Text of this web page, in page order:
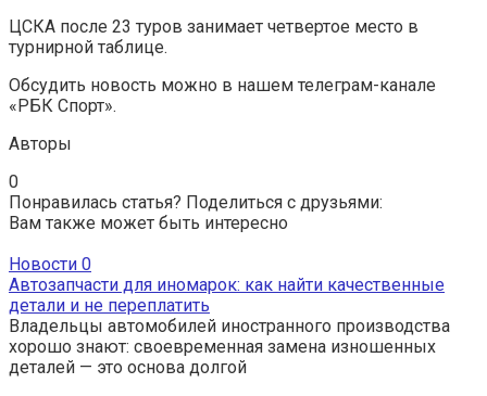
ЦСКА после 23 туров занимает четвертое место в
турнирной таблице.
Обсудить новость можно в нашем телеграм-канале
«РБК Спорт».
Авторы
0
Понравилась статья? Поделиться с друзьями:
Вам также может быть интересно
Новости 0
Автозапчасти для иномарок: как найти качественные
детали и не переплатить
Владельцы автомобилей иностранного производства
хорошо знают: своевременная замена изношенных
деталей — это основа долгой